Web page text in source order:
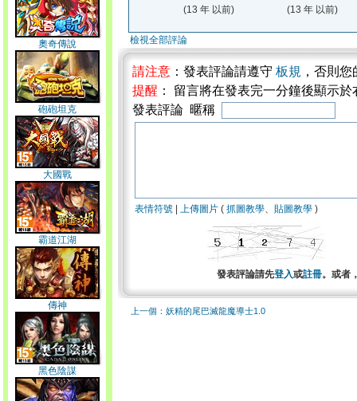
奧奇傳說
砲砲坦克
大國戰
霸道江湖
傳神
黑色陰謀
(13 年 以前)
(13 年 以前)
檢視全部評論
請注意 ：發表評論請遵守 板規 ，否則
提醒 ： 留言將在發表完一分鐘後顯示
發表評論 暱稱
表情符號 上傳圖片 ( 抓圖教學、 貼圖教學 )
發表評論請先登入或註冊。或者
上一個：妖精的尾巴滅龍魔導士1.0